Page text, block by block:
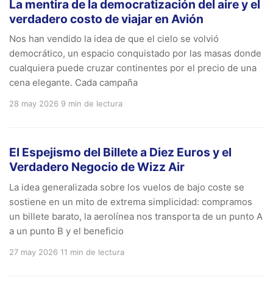
La mentira de la democratización del aire y el
verdadero costo de viajar en Avión
Nos han vendido la idea de que el cielo se volvió
democrático, un espacio conquistado por las masas donde
cualquiera puede cruzar continentes por el precio de una
cena elegante. Cada campaña
28 may 2026 9 min de lectura
El Espejismo del Billete a Diez Euros y el
Verdadero Negocio de Wizz Air
La idea generalizada sobre los vuelos de bajo coste se
sostiene en un mito de extrema simplicidad: compramos
un billete barato, la aerolínea nos transporta de un punto A
a un punto B y el beneficio
27 may 2026 11 min de lectura